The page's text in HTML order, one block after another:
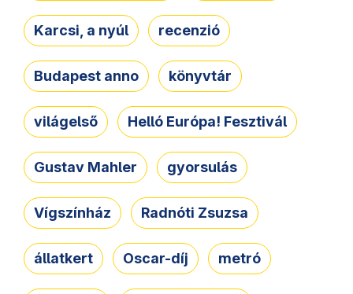
Karcsi, a nyúl recenzió
Budapest anno könyvtár
világelső Helló Európa! Fesztivál
Gustav Mahler gyorsulás
Vígszínház Radnóti Zsuzsa
állatkert Oscar-díj metró